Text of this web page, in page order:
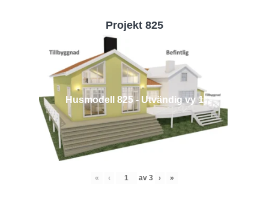
Projekt 825
Husmodell 825 - Utvändig vy 1
« ‹ av 3 › »